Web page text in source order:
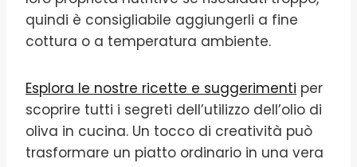
quindi è consigliabile aggiungerli a fine
cottura o a temperatura ambiente.
Esplora le nostre ricette e suggerimenti per
scoprire tutti i segreti dell’utilizzo dell’olio di
oliva in cucina. Un tocco di creatività può
trasformare un piatto ordinario in una vera